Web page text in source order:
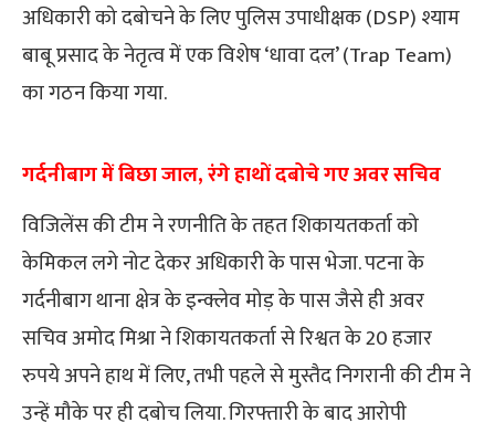
अधिकारी को दबोचने के लिए पुलिस उपाधीक्षक (DSP) श्याम
बाबू प्रसाद के नेतृत्व में एक विशेष ‘धावा दल’ (Trap Team)
का गठन किया गया.
गर्दनीबाग में बिछा जाल, रंगे हाथों दबोचे गए अवर सचिव
विजिलेंस की टीम ने रणनीति के तहत शिकायतकर्ता को
केमिकल लगे नोट देकर अधिकारी के पास भेजा. पटना के
गर्दनीबाग थाना क्षेत्र के इन्क्लेव मोड़ के पास जैसे ही अवर
सचिव अमोद मिश्रा ने शिकायतकर्ता से रिश्वत के 20 हजार
रुपये अपने हाथ में लिए, तभी पहले से मुस्तैद निगरानी की टीम ने
उन्हें मौके पर ही दबोच लिया. गिरफ्तारी के बाद आरोपी